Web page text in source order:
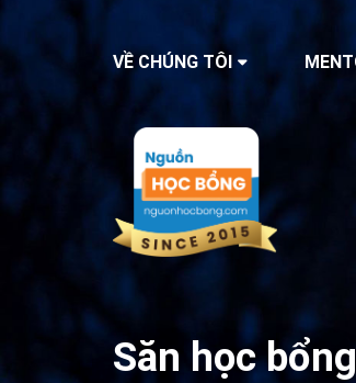
VỀ CHÚNG TÔI
Săn học